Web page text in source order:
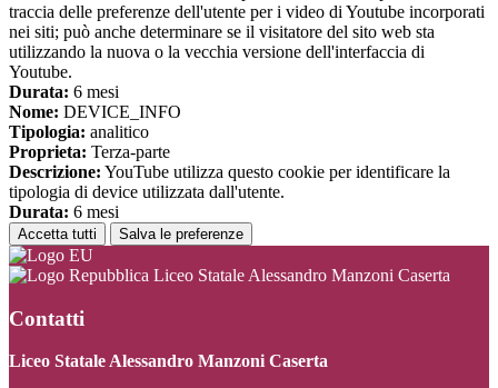
traccia delle preferenze dell'utente per i video di Youtube incorporati
nei siti; può anche determinare se il visitatore del sito web sta
utilizzando la nuova o la vecchia versione dell'interfaccia di
Youtube.
Durata: 6 mesi
Nome: DEVICE_INFO
Tipologia: analitico
Proprieta: Terza-parte
Descrizione: YouTube utilizza questo cookie per identificare la
tipologia di device utilizzata dall'utente.
Durata: 6 mesi
Accetta tutti Salva le preferenze
Liceo Statale Alessandro Manzoni Caserta
Contatti
Liceo Statale Alessandro Manzoni Caserta